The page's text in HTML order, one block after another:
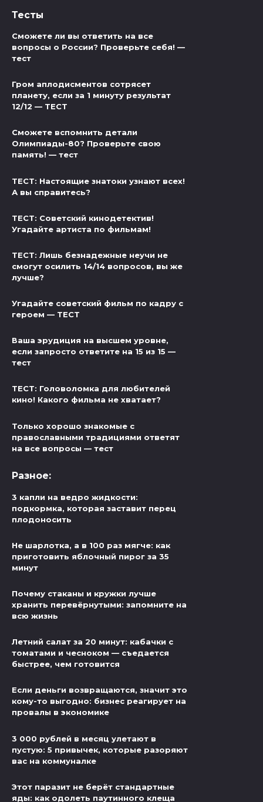
Тесты
Сможете ли вы ответить на все
вопросы о России? Проверьте себя! —
тест
Гром аплодисментов сотрясет
планету, если за 1 минуту результат
12/12 — ТЕСТ
Сможете вспомнить детали
Олимпиады-80? Проверьте свою
память! — тест
ТЕСТ: Настоящие знатоки узнают всех!
А вы справитесь?
ТЕСТ: Советский кинодетектив!
Угадайте артиста по фильмам!
ТЕСТ: Лишь безнадежные неучи не
смогут осилить 14/14 вопросов, вы же
лучше?
Угадайте советский фильм по кадру с
героем — ТЕСТ
Ваша эрудиция на высшем уровне,
если запросто ответите на 15 из 15 —
тест
ТЕСТ: Головоломка для любителей
кино! Какого фильма не хватает?
Только хорошо знакомые с
православными традициями ответят
на все вопросы — тест
Разное:
3 капли на ведро жидкости:
подкормка, которая заставит перец
плодоносить
Не шарлотка, а в 100 раз мягче: как
приготовить яблочный пирог за 35
минут
Почему стаканы и кружки лучше
хранить перевёрнутыми: запомните на
всю жизнь
Летний салат за 20 минут: кабачки с
томатами и чесноком — съедается
быстрее, чем готовится
Если деньги возвращаются, значит это
кому-то выгодно: бизнес реагирует на
провалы в экономике
3 000 рублей в месяц улетают в
пустую: 5 привычек, которые разоряют
вас на коммуналке
Этот паразит не берёт стандартные
яды: как одолеть паутинного клеща